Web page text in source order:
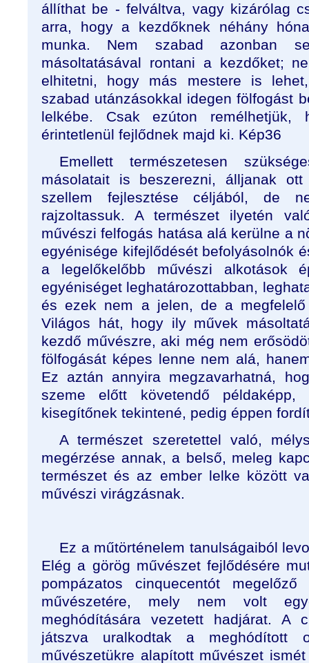
állíthat be - felváltva, vagy kizárólag
arra, hogy a kezdőknek néhány
munka. Nem szabad azonban
másoltatásával rontani a kezdőket;
elhitetni, hogy más mestere is
szabad utánzásokkal idegen fölfogást
lelkébe. Csak ezúton remélhetjük,
érintetlenül fejlődnek majd ki. Kép36
Emellett természetesen
másolatait is beszerezni, álljanak
szellem fejlesztése céljából, de
rajzoltassuk. A természet ilyetén
művészi felfogás hatása alá kerülne a
egyénisége kifejlődését befolyásolnók
a legelőkelőbb művészi alkotások
egyéniséget leghatározottabban,
és ezek nem a jelen, de a
Világos hát, hogy ily művek
kezdő művészre, aki még nem
fölfogását képes lenne nem alá,
Ez aztán annyira megzavarhatná,
szeme előtt követendő
kisegítőnek tekintené, pedig éppen
A természet szeretettel való,
megérzése annak, a belső, meleg
természet és az ember lelke között
művészi virágzásnak.
Ez a műtörténelem tanulságaiból
Elég a görög művészet fejlődésére
pompázatos cinquecentót
művészetére, mely nem volt
meghódítására vezetett hadjárat. A
játszva uralkodtak a
művészetükre alapított művészet